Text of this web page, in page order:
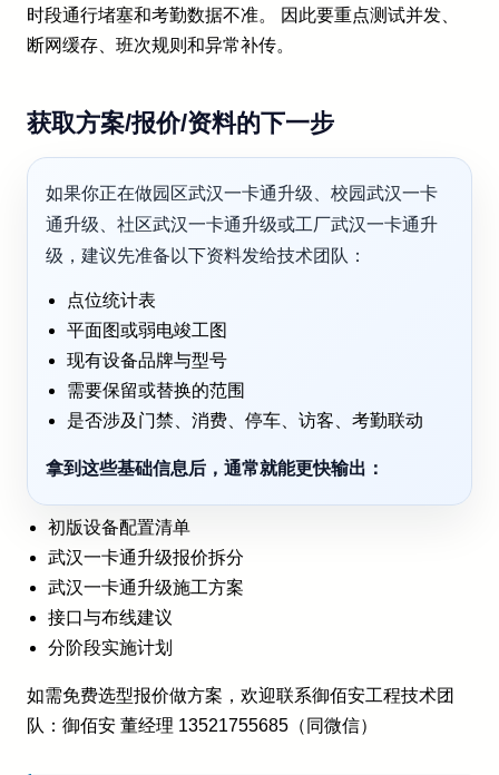
时段通行堵塞和考勤数据不准。 因此要重点测试并发、
断网缓存、班次规则和异常补传。
获取方案/报价/资料的下一步
如果你正在做园区武汉一卡通升级、校园武汉一卡
通升级、社区武汉一卡通升级或工厂武汉一卡通升
级，建议先准备以下资料发给技术团队：
点位统计表
平面图或弱电竣工图
现有设备品牌与型号
需要保留或替换的范围
是否涉及门禁、消费、停车、访客、考勤联动
拿到这些基础信息后，通常就能更快输出：
初版设备配置清单
武汉一卡通升级报价拆分
武汉一卡通升级施工方案
接口与布线建议
分阶段实施计划
如需免费选型报价做方案，欢迎联系御佰安工程技术团
队：御佰安 董经理 13521755685（同微信）